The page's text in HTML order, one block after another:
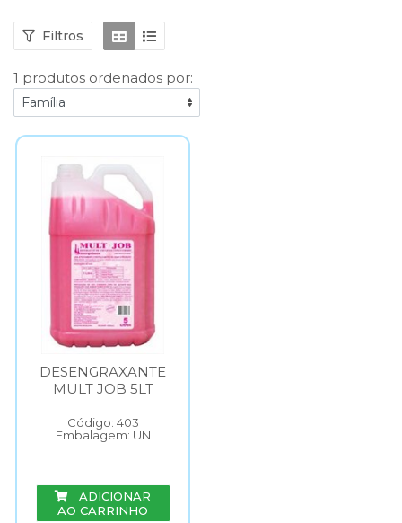
Filtros
1 produtos ordenados por:
DESENGRAXANTE
MULT JOB 5LT
Código: 403
Embalagem: UN
ADICIONAR
AO CARRINHO